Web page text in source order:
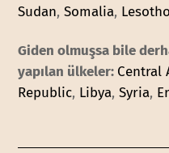
Sudan,Somalia, Lesotho
Giden olmuşsa bile
yapılan ülkeler: Central
Republic, Libya,Syria,